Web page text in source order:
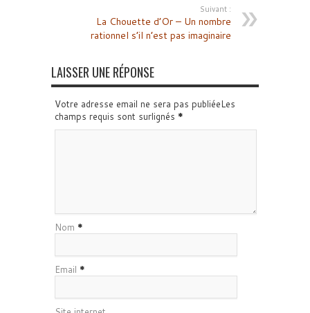
Suivant :
La Chouette d’Or – Un nombre
rationnel s’il n’est pas imaginaire
LAISSER UNE RÉPONSE
Votre adresse email ne sera pas publiéeLes
champs requis sont surlignés *
Nom *
Email *